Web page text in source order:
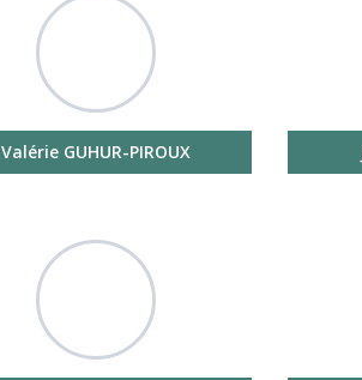
Valérie GUHUR-PIROUX